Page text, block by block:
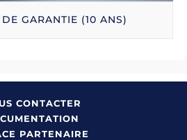
GARANTIE (10 ANS)
CONTACTER
PARTENAIRE